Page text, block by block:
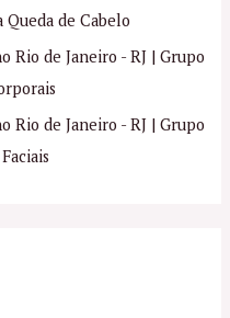
de Cabelo
Rio de Janeiro - RJ | Grupo
Rio de Janeiro - RJ | Grupo